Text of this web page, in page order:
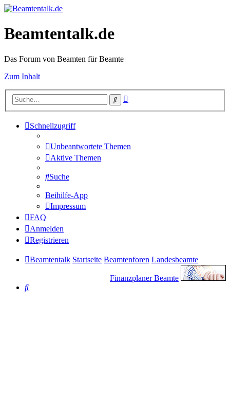
Beamtentalk.de
Das Forum von Beamten für Beamte
Zum Inhalt
Suche
Schnellzugriff
Unbeantwortete Themen
Aktive Themen
Suche
Beihilfe-App
Impressum
FAQ
Anmelden
Registrieren
Beamtentalk Startseite Beamtenforen Landesbeamte
Finanzplaner Beamte
Suche